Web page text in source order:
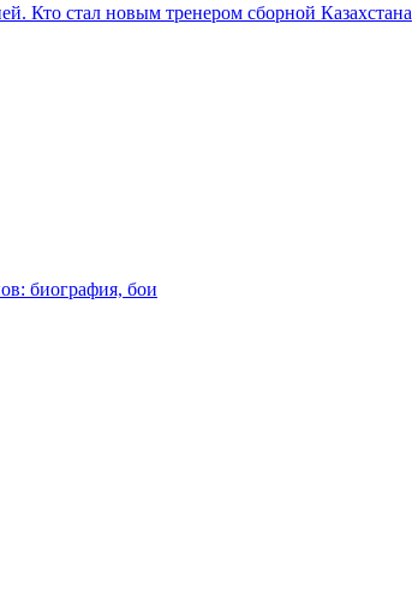
Кто стал новым тренером сборной Казахстана
биография, бои